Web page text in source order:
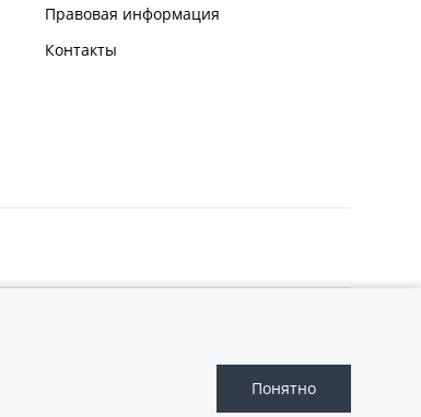
Правовая информация
Контакты
Понятно